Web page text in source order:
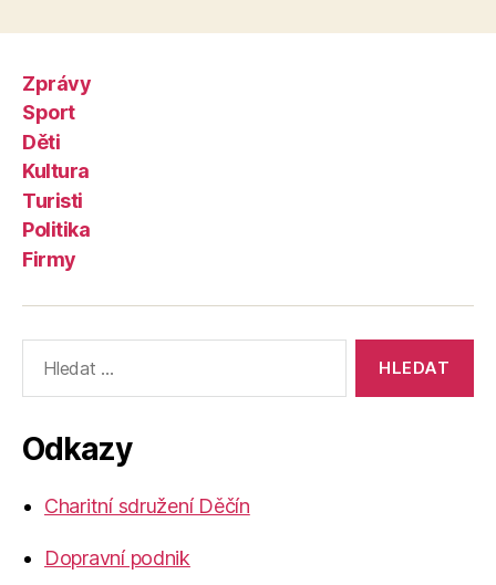
Zprávy
Sport
Děti
Kultura
Turisti
Politika
Firmy
vyhledávání:
Odkazy
Charitní sdružení Děčín
Dopravní podnik